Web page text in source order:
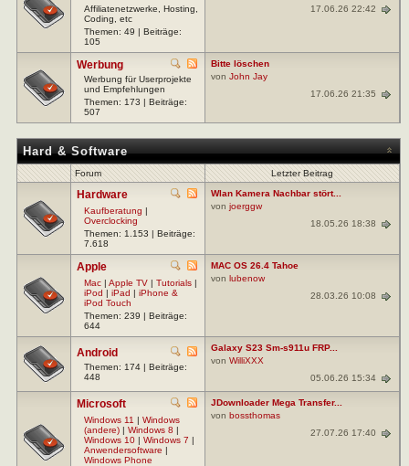
Affiliatenetzwerke, Hosting,
Coding, etc
Themen: 49 | Beiträge:
105
17.06.26 22:42
Werbung
Werbung für Userprojekte
und Empfehlungen
Themen: 173 | Beiträge:
507
Bitte löschen
von John Jay
17.06.26 21:35
Hard & Software
Forum Letzter Beitrag
Hardware
Kaufberatung |
Overclocking
Themen: 1.153 | Beiträge:
7.618
Wlan Kamera Nachbar stört...
von joerggw
18.05.26 18:38
Apple
Mac | Apple TV | Tutorials |
iPod | iPad | iPhone &
iPod Touch
Themen: 239 | Beiträge:
644
MAC OS 26.4 Tahoe
von lubenow
28.03.26 10:08
Android
Themen: 174 | Beiträge:
448
Galaxy S23 Sm-s911u FRP...
von WilliXXX
05.06.26 15:34
Microsoft
Windows 11 | Windows
(andere) | Windows 8 |
Windows 10 | Windows 7 |
Anwendersoftware |
Windows Phone
JDownloader Mega Transfer...
von bossthomas
27.07.26 17:40